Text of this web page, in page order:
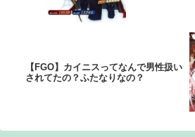
【FGO】カイニスってなんで男性扱い
されてたの？ふたなりなの？